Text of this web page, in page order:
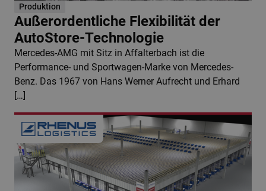
Produktion
Außerordentliche Flexibilität der
AutoStore-Technologie
Mercedes-AMG mit Sitz in Affalterbach ist die
Performance- und Sportwagen-Marke von Mercedes-
Benz. Das 1967 von Hans Werner Aufrecht und Erhard
[…]